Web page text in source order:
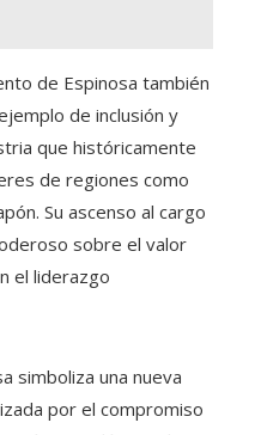
de Espinosa también
de inclusión y
que históricamente
de regiones como
Su ascenso al cargo
sobre el valor
el liderazgo
simboliza una nueva
por el compromiso